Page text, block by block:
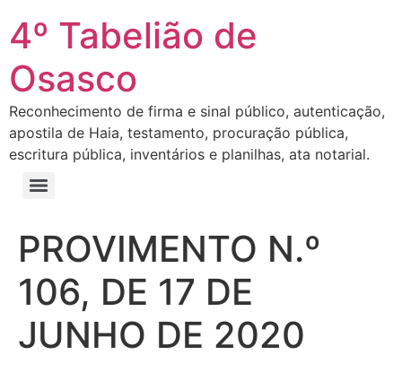
4º Tabelião de
Osasco
Reconhecimento de firma e sinal público, autenticação,
apostila de Haia, testamento, procuração pública,
escritura pública, inventários e planilhas, ata notarial.
PROVIMENTO N.º
106, DE 17 DE
JUNHO DE 2020